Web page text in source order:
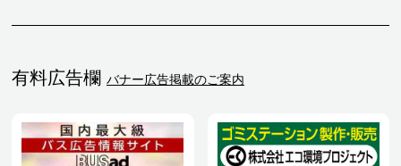
有料広告欄 バナー広告掲載のご案内